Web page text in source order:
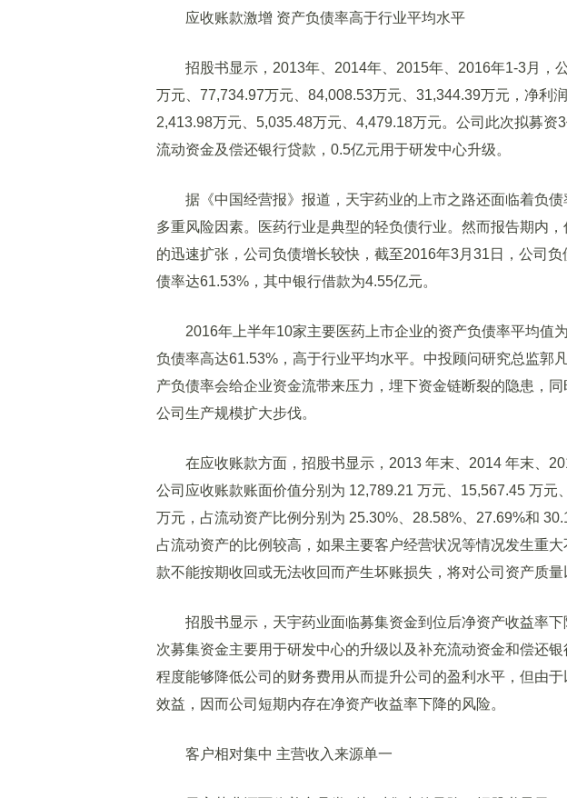
应收账款激增 资产负债率高于行业平均水平
招股书显示，2013年、2014年、2015年、2016年1-3月，
万元、77,734.97万元、84,008.53万元、31,344.39万元，净利
2,413.98万元、5,035.48万元、4,479.18万元。公司此次拟募资
流动资金及偿还银行贷款，0.5亿元用于研发中心升级。
据《中国经营报》报道，天宇药业的上市之路还面临着负债
多重风险因素。医药行业是典型的轻负债行业。然而报告期内
的迅速扩张，公司负债增长较快，截至2016年3月31日，公司
债率达61.53%，其中银行借款为4.55亿元。
2016年上半年10家主要医药上市企业的资产负债率平均值
负债率高达61.53%，高于行业平均水平。中投顾问研究总监郭
产负债率会给企业资金流带来压力，埋下资金链断裂的隐患，
公司生产规模扩大步伐。
在应收账款方面，招股书显示，2013 年末、2014 年末、
公司应收账款账面价值分别为 12,789.21 万元、15,567.45 万元
万元，占流动资产比例分别为 25.30%、28.58%、27.69%和
占流动资产的比例较高，如果主要客户经营状况等情况发生重
款不能按期收回或无法收回而产生坏账损失，将对公司资产质量
招股书显示，天宇药业面临募集资金到位后净资产收益率下
次募集资金主要用于研发中心的升级以及补充流动资金和偿还
程度能够降低公司的财务费用从而提升公司的盈利水平，但由
效益，因而公司短期内存在净资产收益率下降的风险。
客户相对集中 主营收入来源单一